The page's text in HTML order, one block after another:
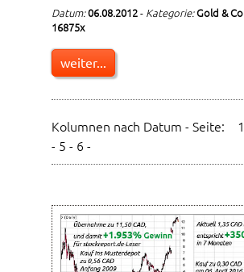
Datum:06.08.2012- Kategorie:Gold & Co
16875x
weiter...
Kolumnen nach Datum - Seite: 1
- 5 - 6 -